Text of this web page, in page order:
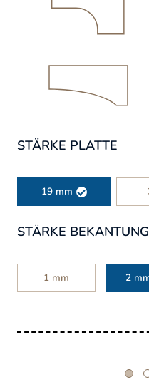
STÄRKE PLATTE
19 mm
STÄRKE BEKANTUNG
1 mm 2